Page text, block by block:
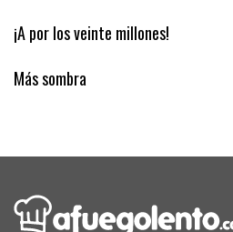
¡A por los veinte millones!
Más sombra